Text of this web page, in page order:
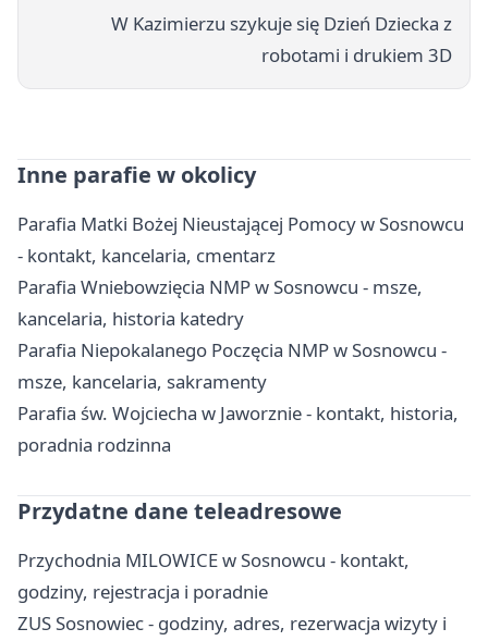
W Kazimierzu szykuje się Dzień Dziecka z
robotami i drukiem 3D
Inne parafie w okolicy
Parafia Matki Bożej Nieustającej Pomocy w Sosnowcu
- kontakt, kancelaria, cmentarz
Parafia Wniebowzięcia NMP w Sosnowcu - msze,
kancelaria, historia katedry
Parafia Niepokalanego Poczęcia NMP w Sosnowcu -
msze, kancelaria, sakramenty
Parafia św. Wojciecha w Jaworznie - kontakt, historia,
poradnia rodzinna
Przydatne dane teleadresowe
Przychodnia MILOWICE w Sosnowcu - kontakt,
godziny, rejestracja i poradnie
ZUS Sosnowiec - godziny, adres, rezerwacja wizyty i